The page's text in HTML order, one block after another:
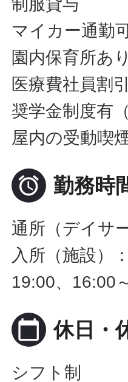
制服貸与
マイカー通勤
園内保育所あ
医療費社員割
奨学金制度有
屋内の受動喫
 勤務時
通所（デイサ
入所（施設）
19:00、16:00
calendar_today 休日・
シフト制